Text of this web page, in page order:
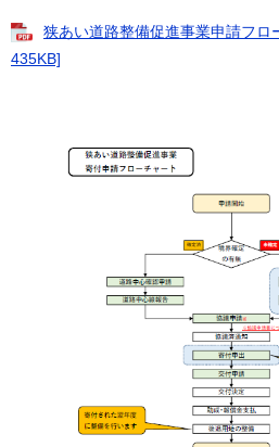
狭あい道路整備促進事業申請フロ
435KB]